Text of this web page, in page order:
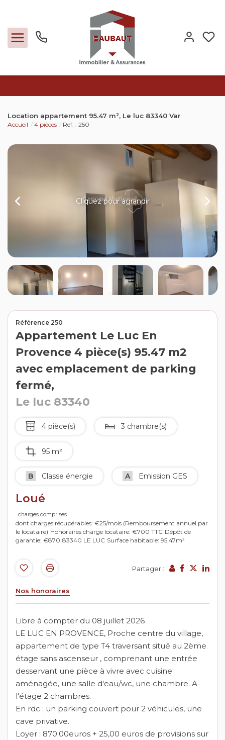
Locations
Nos métiers
Extranet
Estimation
Avis clients
Location appartement 95.47 m², Le luc 83340 Var
Accueil 4 pièces Ref. : 250
Cliquez pour agrandir
Référence 250
Appartement Le Luc En
Provence 4 pièce(s) 95.47 m2
avec emplacement de parking
fermé,
Le luc 83340
4 pièce(s) 3 chambre(s)
95 m²
B Classe énergie A Emission GES
Loué
charges comprises
dont charges récupérables: €25/mois (Remboursement annuel par
le locataire) Honoraires charge locataire: €700 TTC Dépôt de
garantie: €870 83340 LE LUC Surface habitable: 95.47m²
Partager :
Nos honoraires
Libre à compter du 08 juillet 2026
LE LUC EN PROVENCE, Proche centre du village,
appartement de type T4 traversant situé au 2ème
étage sans ascenseur , comprenant une entrée
desservant une pièce à vivre avec cuisine
aménagée, une salle d'eau/wc, une chambre. A
l'étage 2 chambres.
En rdc : un parking couvert pour 2 véhicules, une
cave privative.
Loyer : 870.00euros + 25,00 euros de provisions sur